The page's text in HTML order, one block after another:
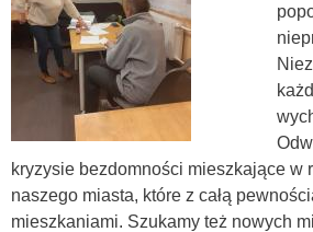
kryzysie bezdomności mieszkające w
naszego miasta, które z całą
mieszkaniami. Szukamy też nowych